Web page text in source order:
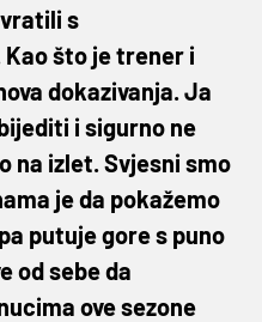
s
što je trener i
dokazivanja. Ja
i sigurno ne
na izlet. Svjesni smo
je da pokažemo
putuje gore s puno
od sebe da
ove sezone